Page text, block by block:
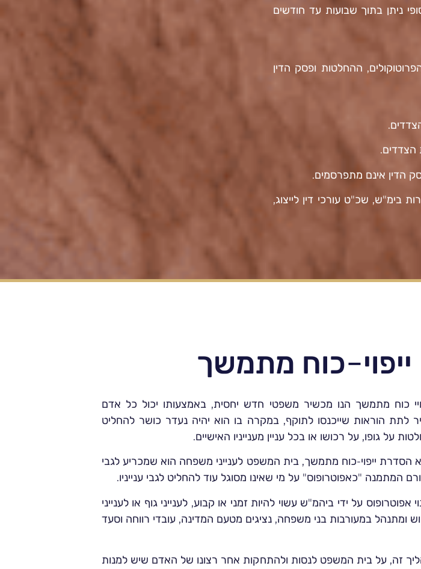
ניתן בתוך שבועות עד חודשים
ההחלטות ופסק הדין
הצדדים.
הדין אינם מתפרסמים.
בימ"ש, שכ"ט עורכי דין לייצוג,
ייפוי-כוח מתמשך
כוח מתמשך הנו מכשיר משפטי חדש יחסית, באמצעותו יכול כל אדם
לתת הוראות שייכנסו לתוקף, במקרה בו הוא יהיה נעדר כושר להחליט
על גופו, על רכושו או בכל עניין מענייניו האישיים.
הסדרת ייפוי-כוח מתמשך, בית המשפט לענייני משפחה הוא שמכריע לגבי
המתמנה "כאפוטרופוס" על מי שאינו מסוגל עוד להחליט לגבי ענייניו.
אפוטרופוס על ידי ביהמ"ש עשוי להיות זמני או קבוע, לענייני גוף או לענייני
ומתנהל במעורבות בני משפחה, נציגים מטעם המדינה, עובדי רווחה וסעד
זה, על בית המשפט לנסות ולהתחקות אחר רצונו של האדם שיש למנות